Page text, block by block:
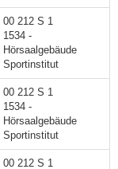
00 212 S 1
1534 -
Hörsaalgebäude
Sportinstitut
00 212 S 1
1534 -
Hörsaalgebäude
Sportinstitut
00 212 S 1